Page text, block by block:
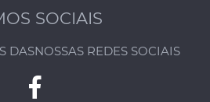
SOCIAIS
DASNOSSAS REDES SOCIAIS